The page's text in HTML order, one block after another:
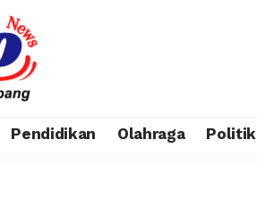
Pendidikan Olahraga Politik